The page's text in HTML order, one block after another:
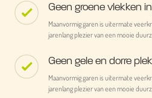
Geen groene vlekken
Maanvormig garen is uitermate
jarenlang plezier van een mooie
Geen gele en dorre
Maanvormig garen is uitermate
jarenlang plezier van een mooie